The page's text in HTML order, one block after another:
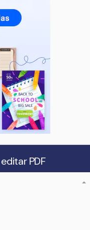
PDF